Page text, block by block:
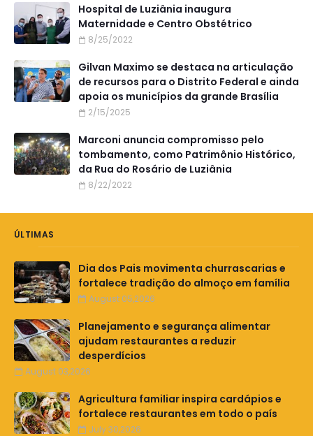
Hospital de Luziânia inaugura
Maternidade e Centro Obstétrico
8/25/2022
Gilvan Maximo se destaca na articulação
de recursos para o Distrito Federal e ainda
apoia os municípios da grande Brasília
2/15/2025
Marconi anuncia compromisso pelo
tombamento, como Patrimônio Histórico,
da Rua do Rosário de Luziânia
8/22/2022
ÚLTIMAS
Dia dos Pais movimenta churrascarias e
fortalece tradição do almoço em família
August 05,2026
Planejamento e segurança alimentar
ajudam restaurantes a reduzir
desperdícios
August 03,2026
Agricultura familiar inspira cardápios e
fortalece restaurantes em todo o país
July 30,2026